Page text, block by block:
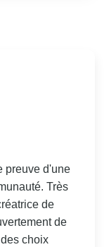
preuve d'une
Très
de
de
choix